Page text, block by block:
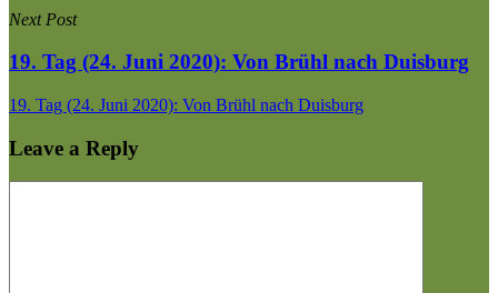
Next Post
19. Tag (24. Juni 2020): Von Brühl nach Duisburg
19. Tag (24. Juni 2020): Von Brühl nach Duisburg
Leave a Reply